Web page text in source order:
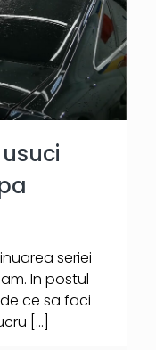
seriei
In postul
ce sa faci
[…]